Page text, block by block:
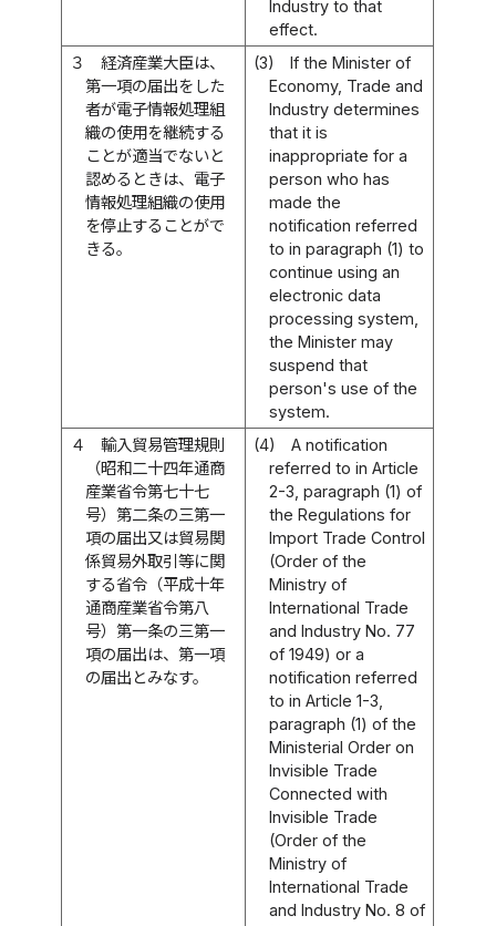
Industry to that
effect.
３
経済産業大臣は、
第一項の届出をした
者が電子情報処理組
織の使用を継続する
ことが適当でないと
認めるときは、電子
情報処理組織の使用
を停止することがで
きる。
(3)
If the Minister of
Economy, Trade and
Industry determines
that it is
inappropriate for a
person who has
made the
notification referred
to in paragraph (1) to
continue using an
electronic data
processing system,
the Minister may
suspend that
person's use of the
system.
４
輸入貿易管理規則
（昭和二十四年通商
産業省令第七十七
号）第二条の三第一
項の届出又は貿易関
係貿易外取引等に関
する省令（平成十年
通商産業省令第八
号）第一条の三第一
項の届出は、第一項
の届出とみなす。
(4)
A notification
referred to in Article
2-3, paragraph (1) of
the Regulations for
Import Trade Control
(Order of the
Ministry of
International Trade
and Industry No. 77
of 1949) or a
notification referred
to in Article 1-3,
paragraph (1) of the
Ministerial Order on
Invisible Trade
Connected with
Invisible Trade
(Order of the
Ministry of
International Trade
and Industry No. 8 of